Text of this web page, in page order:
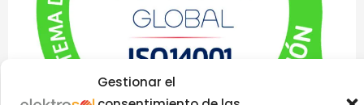
Gestionar el